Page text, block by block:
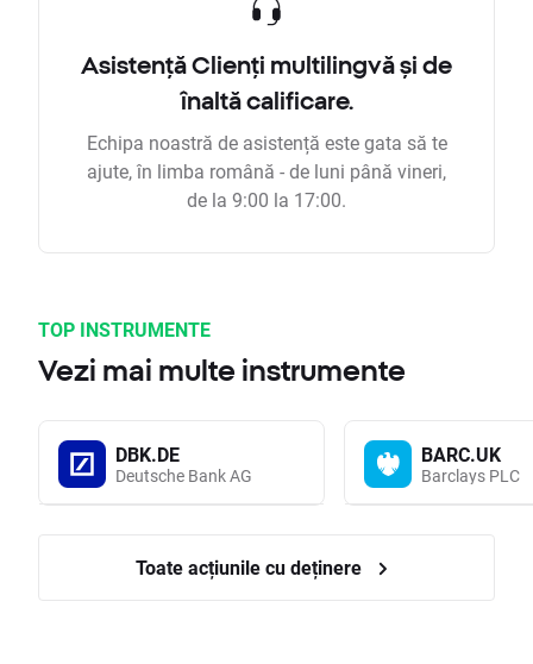
Asistență Clienți multilingvă și de
înaltă calificare.
Echipa noastră de asistență este gata să te
ajute, în limba română - de luni până vineri,
de la 9:00 la 17:00.
TOP INSTRUMENTE
Vezi mai multe instrumente
DBK.DE
Deutsche Bank AG
BARC.UK
Barclays PLC
Toate acțiunile cu deținere